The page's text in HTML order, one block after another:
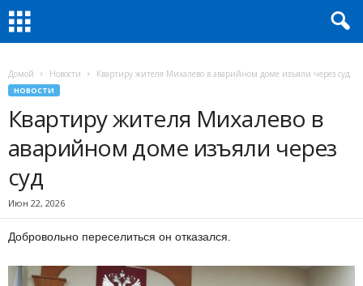
Домой Новости Квартиру жителя Михалево в аварийном доме изъяли через суд
НОВОСТИ
Квартиру жителя Михалево в
аварийном доме изъяли через
суд
Июн 22, 2026
Добровольно переселиться он отказался.